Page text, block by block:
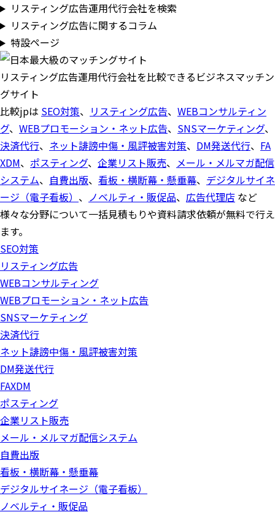
リスティング広告運用代行会社を検索
リスティング広告に関するコラム
特設ページ
リスティング広告運用代行会社を比較できるビジネスマッチン
グサイト
比較jpは SEO対策、 リスティング広告、 WEBコンサルティン
グ、 WEBプロモーション・ネット広告、 SNSマーケティング、
決済代行、 ネット誹謗中傷・風評被害対策、 DM発送代行、 FA
XDM、 ポスティング、 企業リスト販売、 メール・メルマガ配信
システム、 自費出版、 看板・横断幕・懸垂幕、 デジタルサイネ
ージ（電子看板） 、 ノベルティ・販促品、 広告代理店 など
様々な分野について一括見積もりや資料請求依頼が無料で行え
ます。
SEO対策
リスティング広告
WEBコンサルティング
WEBプロモーション・ネット広告
SNSマーケティング
決済代行
ネット誹謗中傷・風評被害対策
DM発送代行
FAXDM
ポスティング
企業リスト販売
メール・メルマガ配信システム
自費出版
看板・横断幕・懸垂幕
デジタルサイネージ（電子看板）
ノベルティ・販促品